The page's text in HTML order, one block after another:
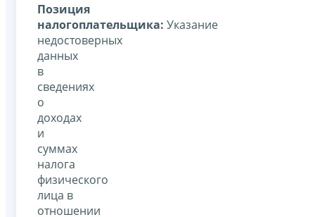
Позиция
налогоплательщика: Указание
недостоверных
данных
в
сведениях
о
доходах
и
суммах
налога
физического
лица в
отношении